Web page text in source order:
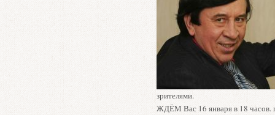
зрителями.
ЖДЁМ Вас 16 января в 18 часов.